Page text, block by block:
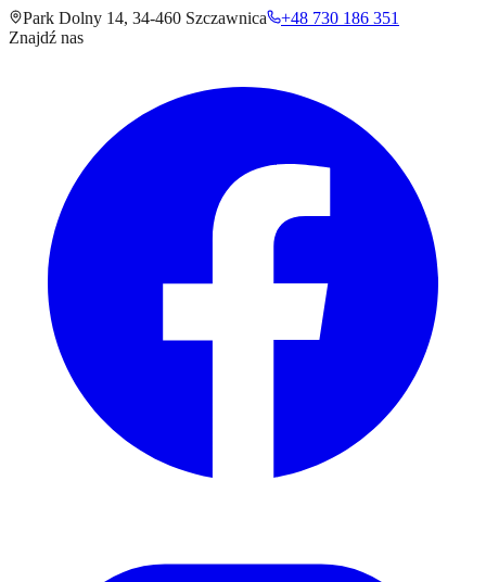
Park Dolny 14, 34-460 Szczawnica
+48 730 186 351
Znajdź nas